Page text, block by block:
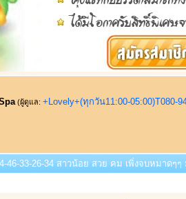
(ผู้ดูแล: +Lovely+(ทุกวัน11:00-05:00)T080-
46-33-26-34 สาวน้อย สวย คม เพิ่งจบหมาด